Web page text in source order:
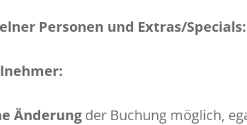
Personen und Extras/Specials:
Änderung der Buchung möglich,